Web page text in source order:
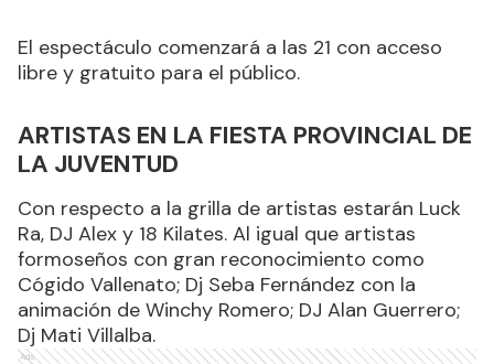
El espectáculo comenzará a las 21 con acceso
libre y gratuito para el público.
ARTISTAS EN LA FIESTA PROVINCIAL DE
LA JUVENTUD
Con respecto a la grilla de artistas estarán Luck
Ra, DJ Alex y 18 Kilates. Al igual que artistas
formoseños con gran reconocimiento como
Cógido Vallenato; Dj Seba Fernández con la
animación de Winchy Romero; DJ Alan Guerrero;
Dj Mati Villalba.
Ads